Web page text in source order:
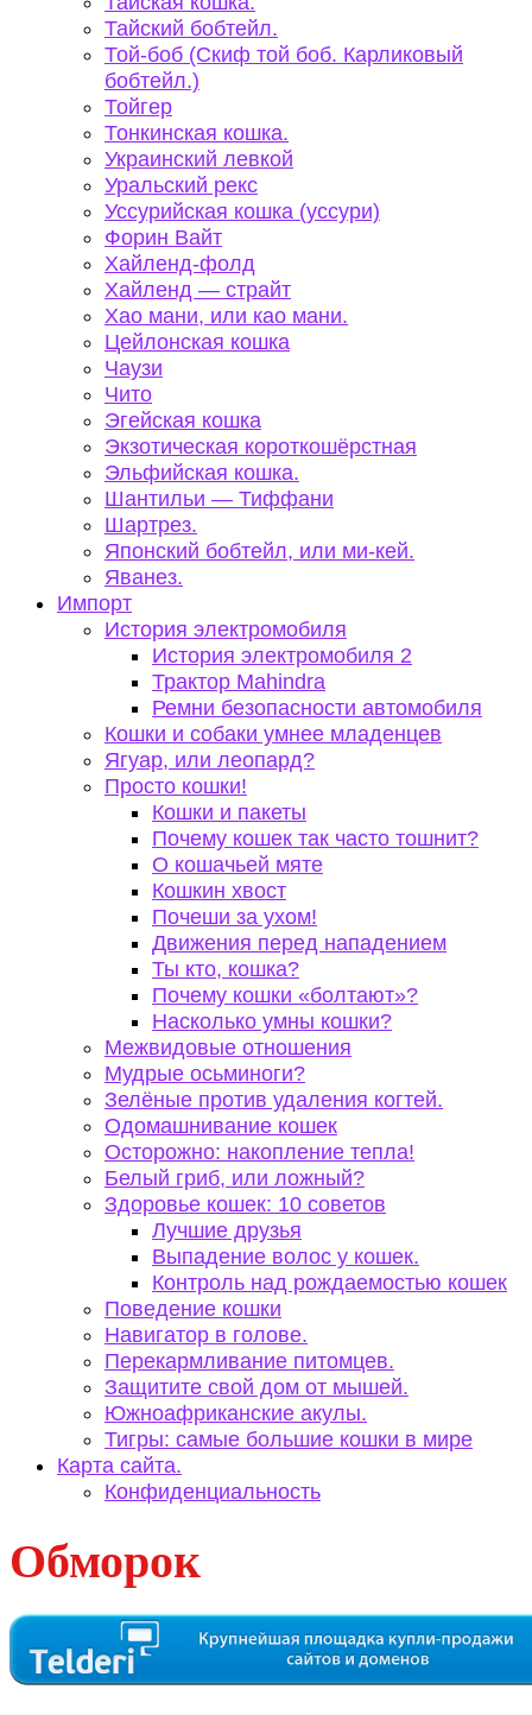
Тайский бобтейл.
Той-боб (Скиф той боб. Карликовый
бобтейл.)
Тойгер
Тонкинская кошка.
Украинский левкой
Уральский рекс
Уссурийская кошка (уссури)
Форин Вайт
Хайленд-фолд
Хайленд — страйт
Хао мани, или као мани.
Цейлонская кошка
Чаузи
Чито
Эгейская кошка
Экзотическая короткошёрстная
Эльфийская кошка.
Шантильи — Тиффани
Шартрез.
Японский бобтейл, или ми-кей.
Яванез.
Импорт
История электромобиля
История электромобиля 2
Трактор Mahindra
Ремни безопасности автомобиля
Кошки и собаки умнее младенцев
Ягуар, или леопард?
Просто кошки!
Кошки и пакеты
Почему кошек так часто тошнит?
О кошачьей мяте
Кошкин хвост
Почеши за ухом!
Движения перед нападением
Ты кто, кошка?
Почему кошки «болтают»?
Насколько умны кошки?
Межвидовые отношения
Мудрые осьминоги?
Зелёные против удаления когтей.
Одомашнивание кошек
Осторожно: накопление тепла!
Белый гриб, или ложный?
Здоровье кошек: 10 советов
Лучшие друзья
Выпадение волос у кошек.
Контроль над рождаемостью кошек
Поведение кошки
Навигатор в голове.
Перекармливание питомцев.
Защитите свой дом от мышей.
Южноафриканские акулы.
Тигры: самые большие кошки в мире
Карта сайта.
Конфиденциальность
Обморок